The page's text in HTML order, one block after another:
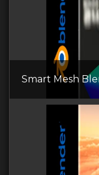
Smart Mesh